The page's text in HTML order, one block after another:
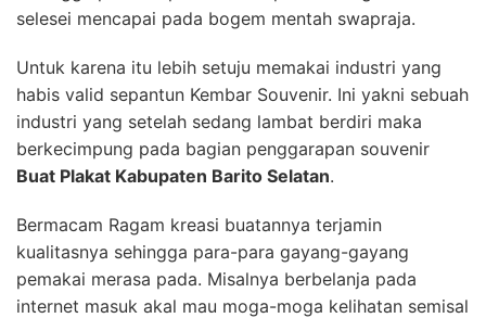
selesei mencapai pada bogem mentah swapraja.
Untuk karena itu lebih setuju memakai industri yang
habis valid sepantun Kembar Souvenir. Ini yakni sebuah
industri yang setelah sedang lambat berdiri maka
berkecimpung pada bagian penggarapan souvenir
Buat Plakat Kabupaten Barito Selatan.
Bermacam Ragam kreasi buatannya terjamin
kualitasnya sehingga para-para gayang-gayang
pemakai merasa pada. Misalnya berbelanja pada
internet masuk akal mau moga-moga kelihatan semisal